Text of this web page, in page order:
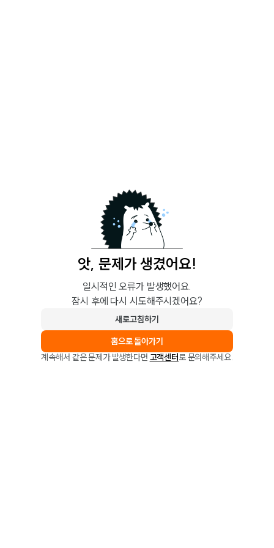
앗, 문제가 생겼어요!
일시적인 오류가 발생했어요.
잠시 후에 다시 시도해주시겠어요?
새로고침하기
홈으로 돌아가기
계속해서 같은 문제가 발생한다면 고객센터로 문의해주세요.